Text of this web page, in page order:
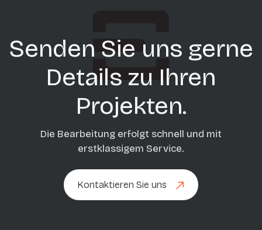
Senden Sie uns gerne
Details zu Ihren
Projekten.
Die Bearbeitung erfolgt schnell und mit
erstklassigem Service.
Kontaktieren Sie uns
Kontaktieren Sie uns